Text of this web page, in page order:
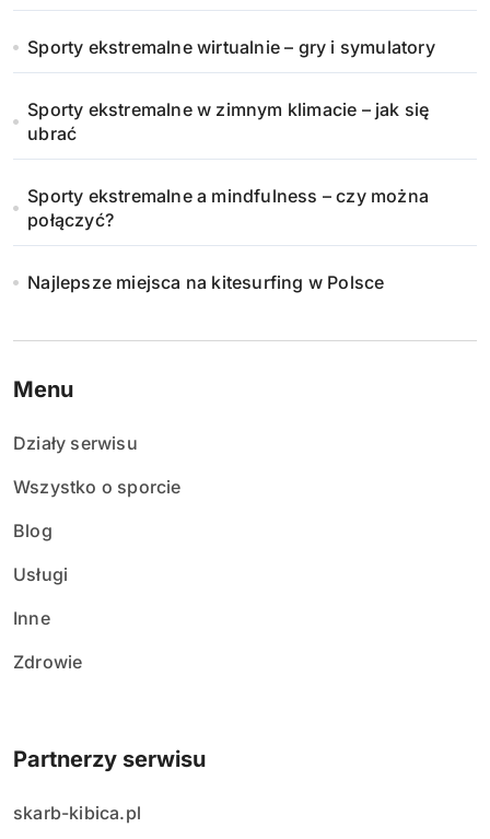
Sporty ekstremalne wirtualnie – gry i symulatory
Sporty ekstremalne w zimnym klimacie – jak się
ubrać
Sporty ekstremalne a mindfulness – czy można
połączyć?
Najlepsze miejsca na kitesurfing w Polsce
Menu
Działy serwisu
Wszystko o sporcie
Blog
Usługi
Inne
Zdrowie
Partnerzy serwisu
skarb-kibica.pl